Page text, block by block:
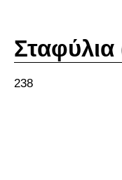
Σταφύλια
238